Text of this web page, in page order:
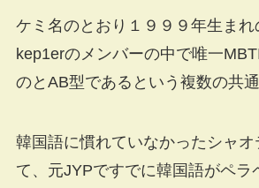
ケミ名のとおり１９９９年生まれ
kep1erのメンバーの中で唯一
のとAB型であるという複数の共
韓国語に慣れていなかったシャオ
て、元JYPですでに韓国語がペラ